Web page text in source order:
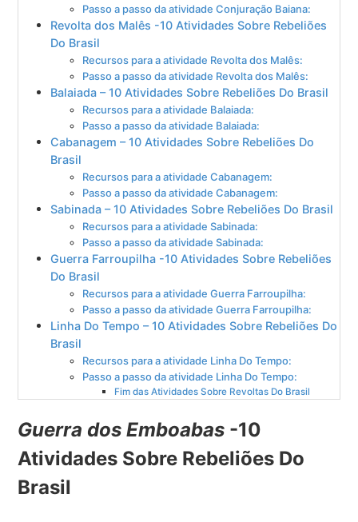
Passo a passo da atividade Conjuração Baiana:
Revolta dos Malês -10 Atividades Sobre Rebeliões
Do Brasil
Recursos para a atividade Revolta dos Malês:
Passo a passo da atividade Revolta dos Malês:
Balaiada – 10 Atividades Sobre Rebeliões Do Brasil
Recursos para a atividade Balaiada:
Passo a passo da atividade Balaiada:
Cabanagem – 10 Atividades Sobre Rebeliões Do
Brasil
Recursos para a atividade Cabanagem:
Passo a passo da atividade Cabanagem:
Sabinada – 10 Atividades Sobre Rebeliões Do Brasil
Recursos para a atividade Sabinada:
Passo a passo da atividade Sabinada:
Guerra Farroupilha -10 Atividades Sobre Rebeliões
Do Brasil
Recursos para a atividade Guerra Farroupilha:
Passo a passo da atividade Guerra Farroupilha:
Linha Do Tempo – 10 Atividades Sobre Rebeliões Do
Brasil
Recursos para a atividade Linha Do Tempo:
Passo a passo da atividade Linha Do Tempo:
Fim das Atividades Sobre Revoltas Do Brasil
Guerra dos Emboabas -10
Atividades Sobre Rebeliões Do
Brasil